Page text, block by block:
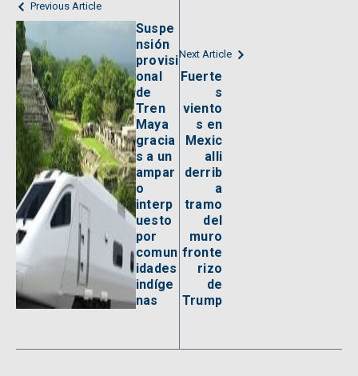
Previous Article
Suspe
nsión
provisi
onal
de
Tren
Maya
gracia
s a un
ampar
o
interp
uesto
por
comun
idades
indíge
nas
Next Article
Fuerte
s
viento
s en
Mexic
alli
derrib
a
tramo
del
muro
fronte
rizo
de
Trump